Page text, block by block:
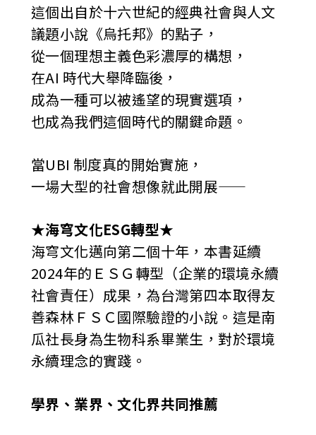
這個出自於十六世紀的經典社會與人文
議題小說《烏托邦》的點子，
從一個理想主義色彩濃厚的構想，
在AI 時代大舉降臨後，
成為一種可以被遙望的現實選項，
也成為我們這個時代的關鍵命題。
當UBI 制度真的開始實施，
一場大型的社會想像就此開展——
★海穹文化ESG轉型★
海穹文化邁向第二個十年，本書延續
2024年的ＥＳＧ轉型（企業的環境永續
社會責任）成果，為台灣第四本取得友
善森林ＦＳＣ國際驗證的小說。這是南
瓜社長身為生物科系畢業生，對於環境
永續理念的實踐。
學界、業界、文化界共同推薦